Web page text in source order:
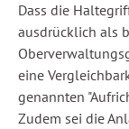
Dass die
ausdrücklich als
eine
genannten
Zudem sei die